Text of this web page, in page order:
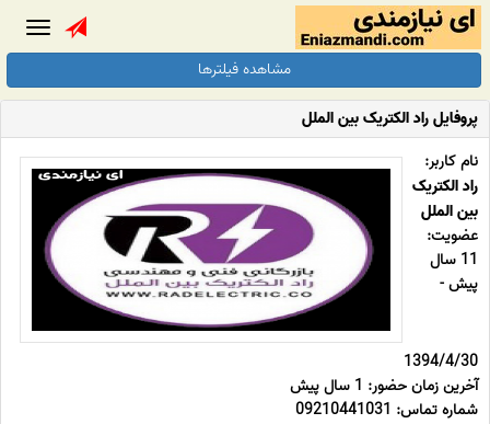
مشاهده فیلترها
پروفایل راد الکتریک بین الملل
نام کاربر:
راد الکتریک
بین الملل
عضویت:
11 سال
پیش -
1394/4/30
آخرین زمان حضور: 1 سال پیش
شماره تماس: 09210441031